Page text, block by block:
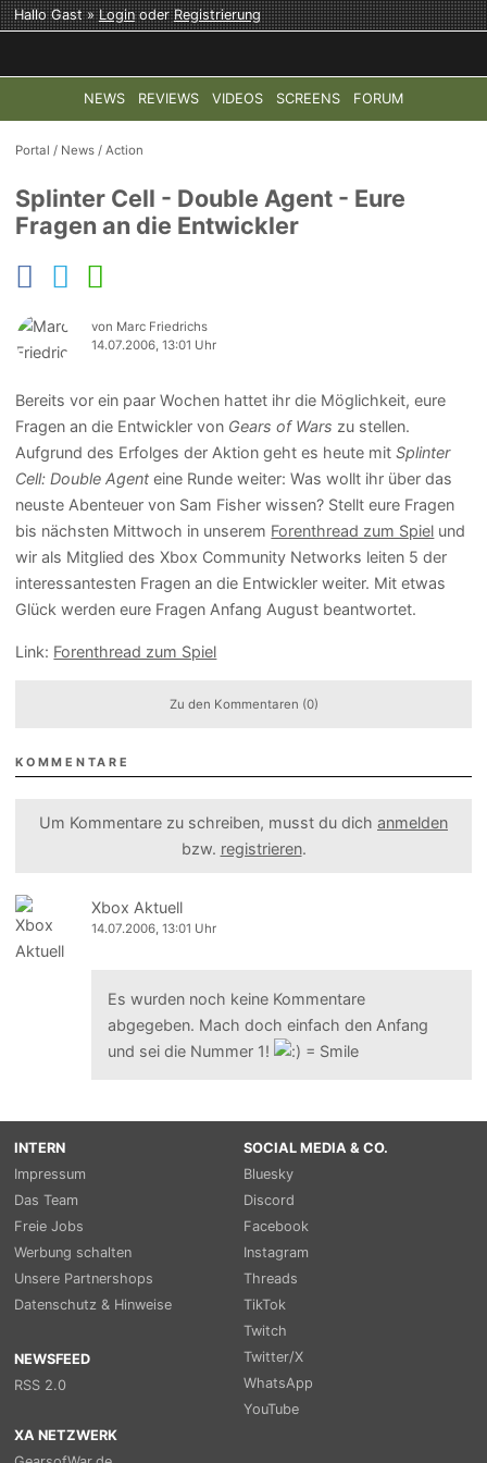
Hallo Gast »LoginoderRegistrierung
NEWS REVIEWS VIDEOS SCREENS FORUM
TOP-THEMEN: COD: MODERN WARFARE 4 HALO:
Portal / News /Action
Splinter Cell - Double Agent - Eure
Fragen an die Entwickler
von Marc Friedrichs
14.07.2006, 13:01 Uhr
Bereits vor ein paar Wochen hattet ihr die Möglichkeit, eure
Fragen an die Entwickler von Gears of Wars zu stellen.
Aufgrund des Erfolges der Aktion geht es heute mitSplinter
Cell: Double Agent eine Runde weiter: Was wollt ihr über das
neuste Abenteuer von Sam Fisher wissen? Stellt eure Fragen
bis nächsten Mittwoch in unserem Forenthread zum Spiel und
wir als Mitglied des Xbox Community Networks leiten 5 der
interessantesten Fragen an die Entwickler weiter. Mit etwas
Glück werden eure Fragen Anfang August beantwortet.
Link: Forenthread zum Spiel
Zu den Kommentaren (0)
KOMMENTARE
Um Kommentare zu schreiben, musst du dich anmelden
bzw. registrieren.
Xbox Aktuell
14.07.2006, 13:01 Uhr
Es wurden noch keine Kommentare
abgegeben. Mach doch einfach den Anfang
und sei die Nummer 1!
INTERN
Impressum
Das Team
Freie Jobs
Werbung schalten
Unsere Partnershops
Datenschutz & Hinweise
NEWSFEED
RSS 2.0
SOCIAL MEDIA & CO.
Bluesky
Discord
Facebook
Instagram
Threads
TikTok
Twitch
Twitter/X
WhatsApp
YouTube
XA NETZWERK